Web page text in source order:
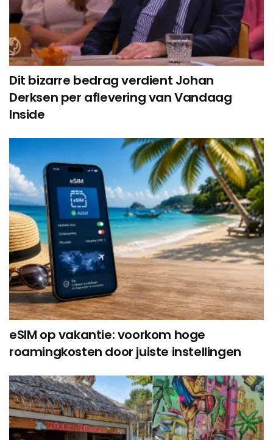
Dit bizarre bedrag verdient Johan
Derksen per aflevering van Vandaag
Inside
eSIM op vakantie: voorkom hoge
roamingkosten door juiste instellingen